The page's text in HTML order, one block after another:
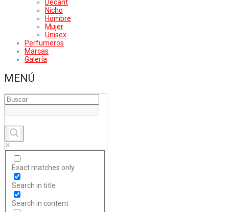
Decant
Nicho
Hombre
Mujer
Unisex
Perfumeros
Marcas
Galería
MENÚ
Exact matches only
Search in title
Search in content